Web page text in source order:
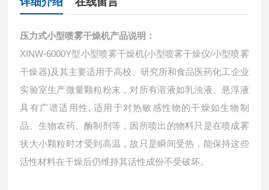
压力式小型喷雾干燥机产品说明：
XINW-6000Y型小型喷雾干燥机(小型喷雾干燥仪/小型喷雾
干燥器)及其主要适用于高校、研究所和食品医药化工企业
实验室生产微量颗粒粉末，对所有溶液如乳浊液、悬浮液
具有广谱适用性, 适用于对热敏感性物的干燥如生物制
品、生物农药、酶制剂等，因所喷出的物料只是在喷成雾
状大小颗粒时才受到高温，故只是瞬间受热，能保持这些
活性材料在干燥后仍维持其活性成份不受破坏。